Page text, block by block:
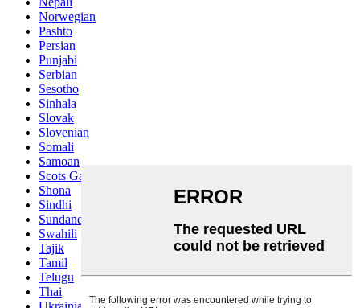
Norwegian
Pashto
Persian
Punjabi
Serbian
Sesotho
Sinhala
Slovak
Slovenian
Somali
Samoan
Scots Gaelic
Shona
Sindhi
Sundanese
Swahili
Tajik
Tamil
Telugu
Thai